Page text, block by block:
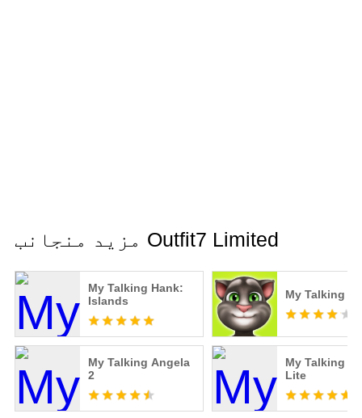
مزید منجانب Outfit7 Limited
My Talking Hank:
Islands
My Talking
My Talking Angela
2
My Talking
Lite